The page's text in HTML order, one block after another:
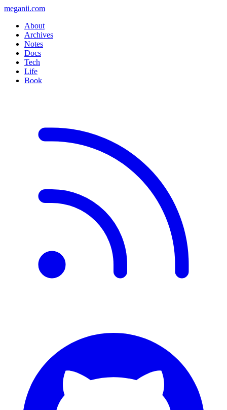
meganii.com
About
Archives
Notes
Docs
Tech
Life
Book